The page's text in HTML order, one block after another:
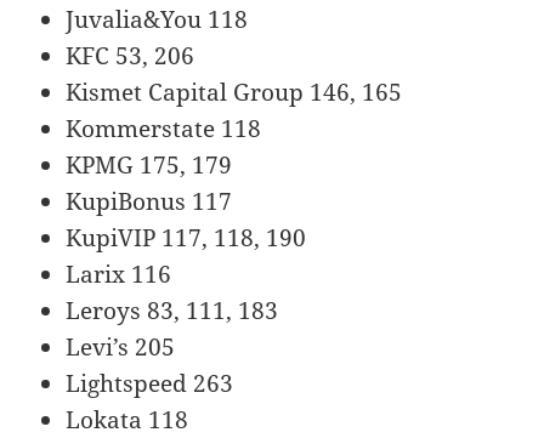
Juvalia&You 118
KFC 53, 206
Kismet Capital Group 146, 165
Kommerstate 118
KPMG 175, 179
KupiBonus 117
KupiVIP 117, 118, 190
Larix 116
Leroys 83, 111, 183
Levi’s 205
Lightspeed 263
Lokata 118